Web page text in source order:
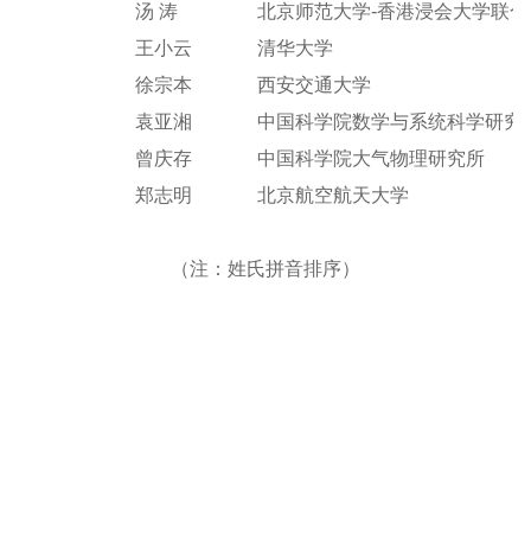
汤 涛
北京师范大学-香港浸会大学联
王小云
清华大学
徐宗本
西安交通大学
袁亚湘
中国科学院数学与系统科学研究
曾庆存
中国科学院大气物理研究所
郑志明
北京航空航天大学
（注：姓氏拼音排序）